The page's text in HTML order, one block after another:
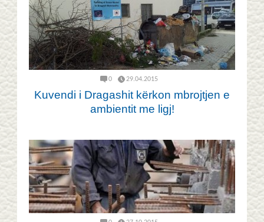
0 29.04.2015
Kuvendi i Dragashit kërkon mbrojtjen e
ambientit me ligj!